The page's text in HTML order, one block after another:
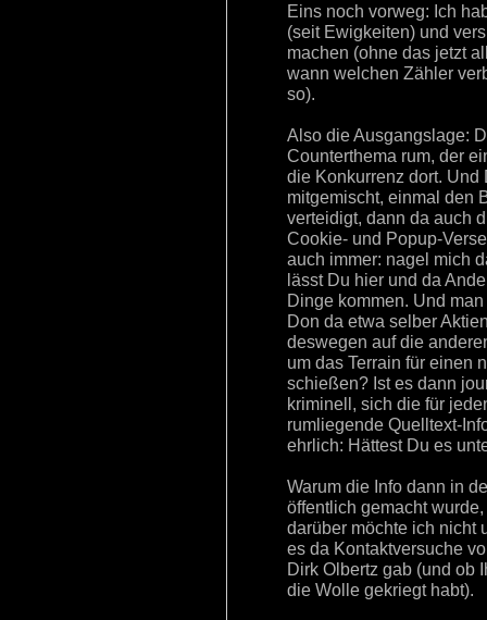
Eins noch vorweg: Ich
(seit Ewigkeiten) und
machen (ohne das jetzt
wann welchen Zähler
so).
Also die Ausgangslage:
Counterthema rum, der
die Konkurrenz dort. Und
mitgemischt, einmal den
verteidigt, dann da auch
Cookie- und Popup-
auch immer: nagel mich
lässt Du hier und da
Dinge kommen. Und
Don da etwa selber
deswegen auf die
um das Terrain für einen
schießen? Ist es dann
kriminell, sich die für
rumliegende Quelltext-
ehrlich: Hättest Du es
Warum die Info dann in
öffentlich gemacht
darüber möchte ich nicht
es da Kontaktversuche
Dirk Olbertz gab (und ob
die Wolle gekriegt habt).